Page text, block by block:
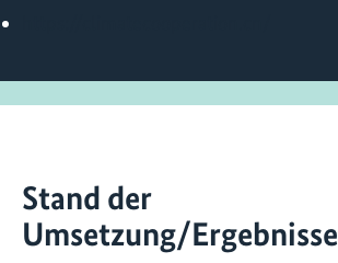
Stand der
Umsetzung/Ergebnisse